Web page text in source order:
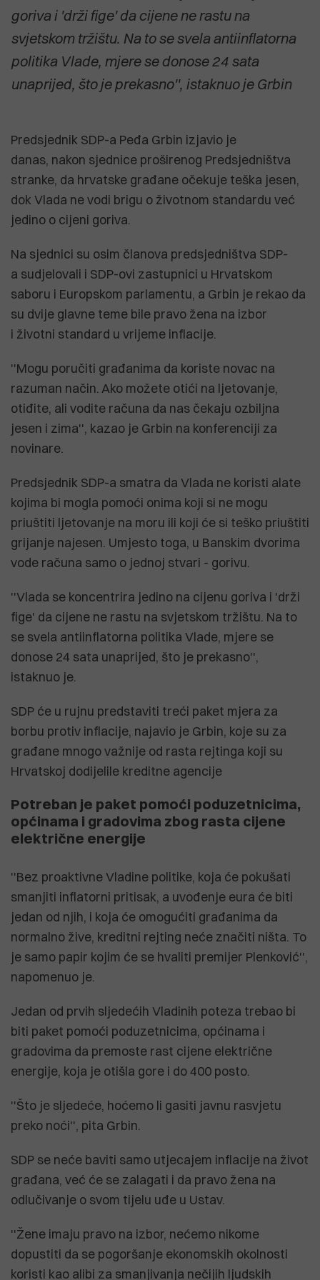
goriva i 'drži fige' da cijene ne rastu na
svjetskom tržištu. Na to se svela antiinflatorna
politika Vlade, mjere se donose 24 sata
unaprijed, što je prekasno'', istaknuo je Grbin
Predsjednik SDP-a Peđa Grbin izjavio je
danas, nakon sjednice proširenog Predsjedništva
stranke, da hrvatske građane očekuje teška jesen,
dok Vlada ne vodi brigu o životnom standardu već
jedino o cijeni goriva.
Na sjednici su osim članova predsjedništva SDP-
a sudjelovali i SDP-ovi zastupnici u Hrvatskom
saboru i Europskom parlamentu, a Grbin je rekao da
su dvije glavne teme bile pravo žena na izbor
i životni standard u vrijeme inflacije.
''Mogu poručiti građanima da koriste novac na
razuman način. Ako možete otići na ljetovanje,
otiđite, ali vodite računa da nas čekaju ozbiljna
jesen i zima'', kazao je Grbin na konferenciji za
novinare.
Predsjednik SDP-a smatra da Vlada ne koristi alate
kojima bi mogla pomoći onima koji si ne mogu
priuštiti ljetovanje na moru ili koji će si teško priuštiti
grijanje najesen. Umjesto toga, u Banskim dvorima
vode računa samo o jednoj stvari - gorivu.
''Vlada se koncentrira jedino na cijenu goriva i 'drži
fige' da cijene ne rastu na svjetskom tržištu. Na to
se svela antiinflatorna politika Vlade, mjere se
donose 24 sata unaprijed, što je prekasno'',
istaknuo je.
SDP će u rujnu predstaviti treći paket mjera za
borbu protiv inflacije, najavio je Grbin, koje su za
građane mnogo važnije od rasta rejtinga koji su
Hrvatskoj dodijelile kreditne agencije
Potreban je paket pomoći poduzetnicima,
općinama i gradovima zbog rasta cijene
električne energije
''Bez proaktivne Vladine politike, koja će pokušati
smanjiti inflatorni pritisak, a uvođenje eura će biti
jedan od njih, i koja će omogućiti građanima da
normalno žive, kreditni rejting neće značiti ništa. To
je samo papir kojim će se hvaliti premijer Plenković'',
napomenuo je.
Jedan od prvih sljedećih Vladinih poteza trebao bi
biti paket pomoći poduzetnicima, općinama i
gradovima da premoste rast cijene električne
energije, koja je otišla gore i do 400 posto.
''Što je sljedeće, hoćemo li gasiti javnu rasvjetu
preko noći'', pita Grbin.
SDP se neće baviti samo utjecajem inflacije na život
građana, već će se zalagati i da pravo žena na
odlučivanje o svom tijelu uđe u Ustav.
''Žene imaju pravo na izbor, nećemo nikome
dopustiti da se pogoršanje ekonomskih okolnosti
koristi kao alibi za smanjivanja nečijih ljudskih